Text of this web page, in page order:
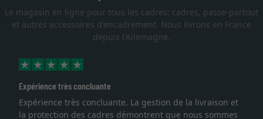
Le magasin en ligne pour tous les cadres: cadres, passe-partout
et autres accessoires d'encadrement. Nous livrons en France
depuis l'Allemagne.
Expérience très concluante
Expérience très concluante. La gestion de la livraison et
la protection des cadres démontrent que nous sommes